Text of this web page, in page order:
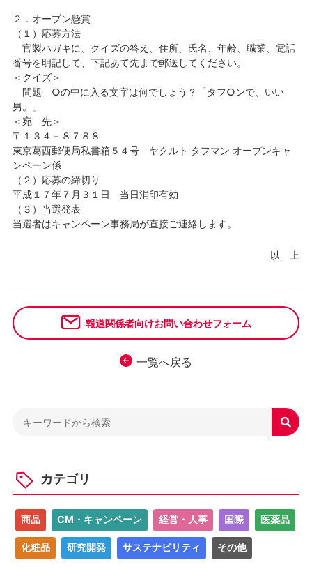
２．オープン懸賞
（１）応募方法
官製ハガキに、クイズの答え、住所、氏名、年齢、職業、電話
番号を明記して、下記あて先まで郵送してください。
＜クイズ＞
問題 ○の中に入る文字は何でしょう？「タフ○ンで、いい
男。」
＜宛 先＞
〒１３４－８７８８
東京葛西郵便局私書箱５４号 ヤクルト タフマン オープンキャ
ンペーン係
（２）応募の締切り
平成１７年７月３１日 当日消印有効
（３）当選発表
当選者はキャンペーン事務局が直接ご連絡します。
以 上
一覧へ戻る
報道関係者向けお問い合わせフォーム

カテゴリ
商品 CM・キャンペーン 経営・人事 国際 医薬品
化粧品 研究開発 サステナビリティ その他